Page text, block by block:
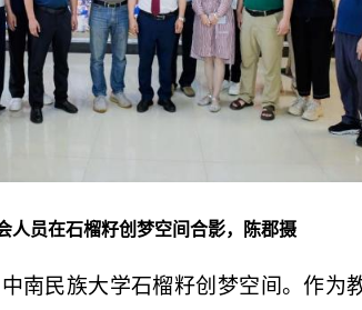
人员在石榴籽创梦空间合影，陈郡摄
南民族大学石榴籽创梦空间。作为